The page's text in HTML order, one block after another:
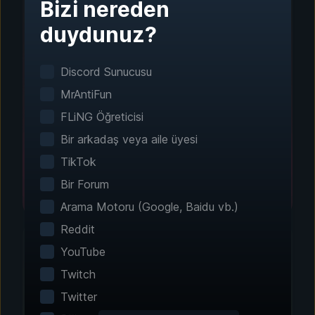
Adım 1 - İndirin ve Yükleyin
Tek Tıkla Kurulum
Akıllı oyun algılama sistemi, yüklü oyunlarınızı
otomatik olarak bulur. Manuel yapılandırma
Adım 2 - Özelliklerinizi Seçin
Bizi nereden
duydunuz?
Discord Sunucusu
MrAntiFun
FLiNG Öğreticisi
Bir arkadaş veya aile üyesi
TikTok
Bir Forum
Arama Motoru (Google, Baidu vb.)
Reddit
YouTube
Twitch
Twitter